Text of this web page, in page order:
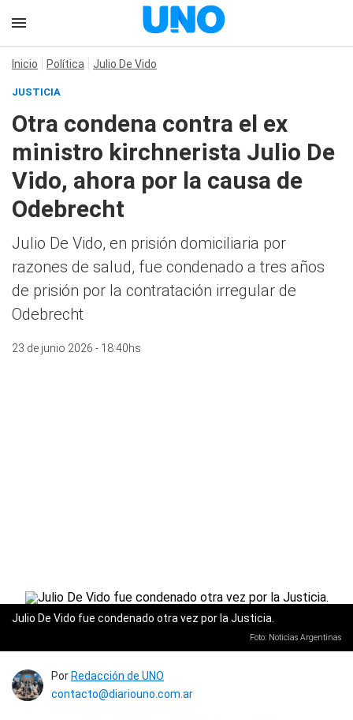
Inicio Política Julio De Vido
JUSTICIA
Otra condena contra el ex
ministro kirchnerista Julio De
Vido, ahora por la causa de
Odebrecht
Julio De Vido, en prisión domiciliaria por
razones de salud, fue condenado a tres años
de prisión por la contratación irregular de
Odebrecht
23 de junio 2026 - 18:40hs
Julio De Vido fue condenado otra vez por la Justicia.
Foto: Noticias Argentinas
Por Redacción de UNO
contacto@diariouno.com.ar